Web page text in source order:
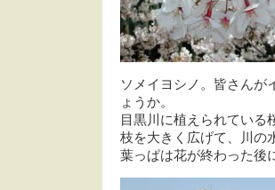
ソメイヨシノ。皆さんが
ょうか。
目黒川に植えられている
枝を大きく広げて、川の
葉っぱは花が終わった後